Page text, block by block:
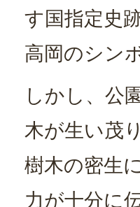
す国指定史
高岡のシン
しかし、公
木が生い茂
樹木の密生
力が十分に